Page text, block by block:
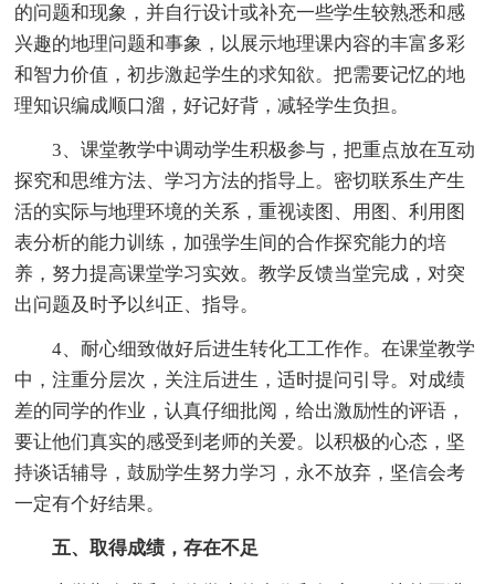
的问题和现象，并自行设计或补充一些学生较熟悉和感
兴趣的地理问题和事象，以展示地理课内容的丰富多彩
和智力价值，初步激起学生的求知欲。把需要记忆的地
理知识编成顺口溜，好记好背，减轻学生负担。
3、课堂教学中调动学生积极参与，把重点放在互动
探究和思维方法、学习方法的指导上。密切联系生产生
活的实际与地理环境的关系，重视读图、用图、利用图
表分析的能力训练，加强学生间的合作探究能力的培
养，努力提高课堂学习实效。教学反馈当堂完成，对突
出问题及时予以纠正、指导。
4、耐心细致做好后进生转化工工作作。在课堂教学
中，注重分层次，关注后进生，适时提问引导。对成绩
差的同学的作业，认真仔细批阅，给出激励性的评语，
要让他们真实的感受到老师的关爱。以积极的心态，坚
持谈话辅导，鼓励学生努力学习，永不放弃，坚信会考
一定有个好结果。
五、取得成绩，存在不足